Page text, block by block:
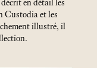
en détail les
Custodia et les
illustré, il